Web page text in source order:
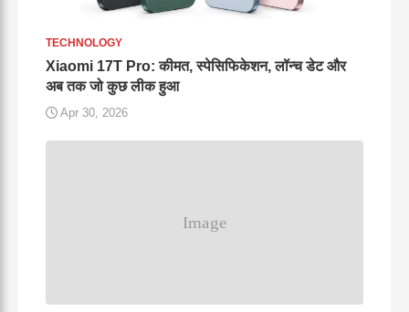
TECHNOLOGY
Xiaomi 17T Pro: कीमत, स्पेसिफिकेशन, लॉन्च डेट और
अब तक जो कुछ लीक हुआ
Apr 30, 2026